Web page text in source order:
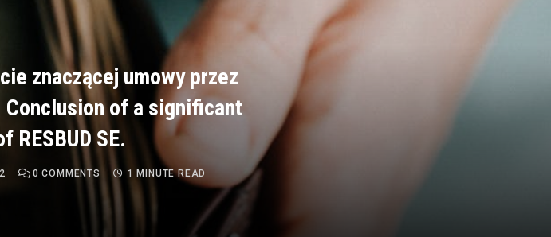
znaczącej umowy przez
Conclusion of a significant
RESBUD SE.
0 COMMENTS
1 MINUTE READ